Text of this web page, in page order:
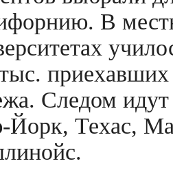
В
Следом
Йорк, Техас,